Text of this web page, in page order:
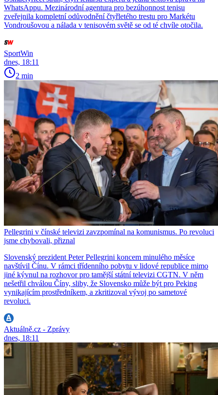
WhatsAppu. Mezinárodní agentura pro bezúhonnost tenisu
zveřejnila kompletní odůvodnění čtyřletého trestu pro Markétu
Vondroušovou a nálada v tenisovém světě se od té chvíle otočila.
SportWin
dnes, 18:11
2 min
Pellegrini v čínské televizi zavzpomínal na komunismus. Po revoluci
jsme chybovali, přiznal
Slovenský prezident Peter Pellegrini koncem minulého měsíce
navštívil Čínu. V rámci třídenního pobytu v lidové republice mimo
jiné kývnul na rozhovor pro tamější státní televizi CGTN. V něm
nešetřil chválou Číny, sliby, že Slovensko může být pro Peking
vynikajícím prostředníkem, a zkritizoval vývoj po sametové
revoluci.
Aktuálně.cz - Zprávy
dnes, 18:11